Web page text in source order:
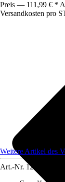
Preis — 111,99 € *
Versandkosten pro
Weitere Artikel des
Art.-Nr. 12585297